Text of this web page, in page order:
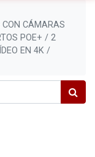
CÁMARAS
POE+ / 2
EN 4K /